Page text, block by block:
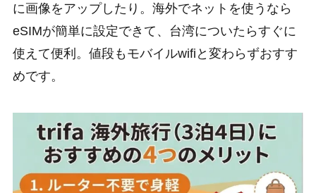
に画像をアップしたり。海外でネットを使うなら
eSIMが簡単に設定できて、台湾についたらすぐに
使えて便利。値段もモバイルwifiと変わらずおすす
めです。